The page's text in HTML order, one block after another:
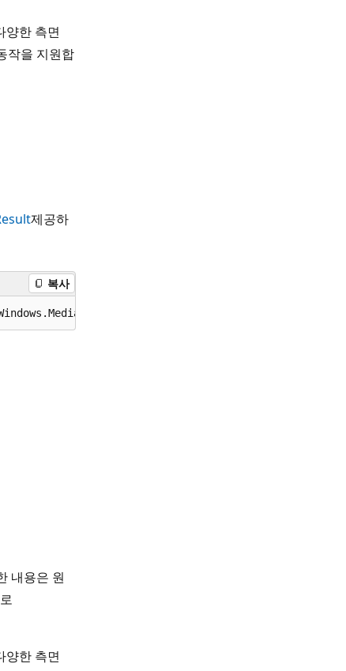
양한 측면
작을 지원합
제공하
복사
hitTestParameters);
내용은 원
양한 측면